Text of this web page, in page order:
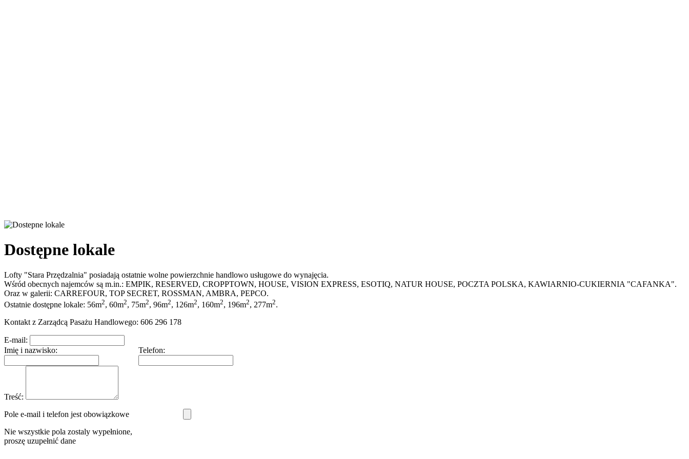
Dostępne lokale
Lofty "Stara Przędzalnia" posiadają ostatnie wolne powierzchnie handlowo usługowe do wynajęcia.
Wśród obecnych najemców są m.in.: EMPIK, RESERVED, CROPPTOWN, HOUSE, VISION EXPRESS, ESOTIQ, NATUR HOUSE, POCZTA POLSKA, KAWIARNIO-CUKIERNIA "CAFANKA".
Oraz w galerii: CARREFOUR, TOP SECRET, ROSSMAN, AMBRA, PEPCO.
Ostatnie dostępne lokale: 56m2, 60m2, 75m2, 96m2, 126m2, 160m2, 196m2, 277m2.
Kontakt z Zarządcą Pasażu Handlowego: 606 296 178
E-mail:
Imię i nazwisko:
Telefon:
Treść:
Pole e-mail i telefon jest obowiązkowe
Nie wszystkie pola zostaly wypełnione,
proszę uzupełnić dane